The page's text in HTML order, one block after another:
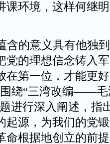
课环境，这样何继
的意义具有他独
党的理想信念铸入
在第一位，才能更
绕“三湾改编——毛
进行深入阐述，指
起源，为我们的党
命根据地创立的前